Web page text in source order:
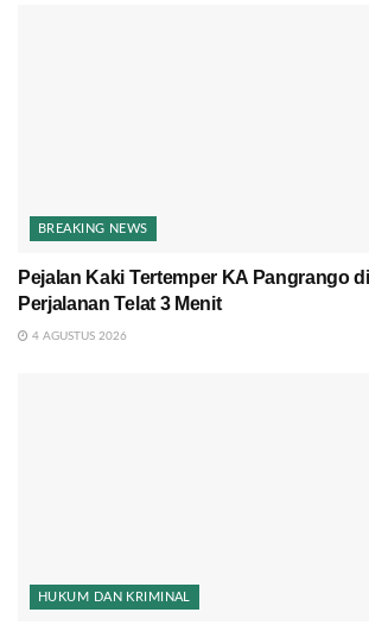
BREAKING NEWS
Pejalan Kaki Tertemper KA Pangrango
Perjalanan Telat 3 Menit
4 AGUSTUS 2026
HUKUM DAN KRIMINAL